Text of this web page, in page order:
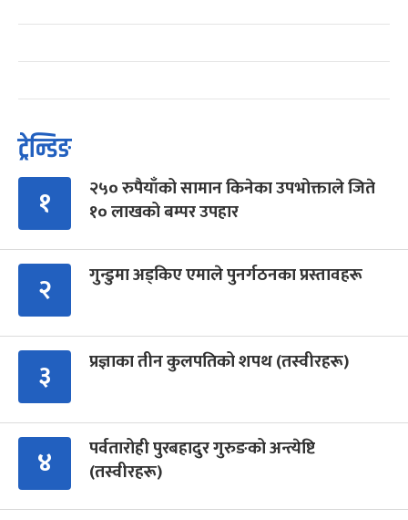
ट्रेन्डिङ
१
२५० रुपैयाँको सामान किनेका उपभोक्ताले जिते
१० लाखको बम्पर उपहार
२ गुन्डुमा अड्किए एमाले पुनर्गठनका प्रस्तावहरू
३ प्रज्ञाका तीन कुलपतिको शपथ (तस्वीरहरू)
४
पर्वतारोही पुरबहादुर गुरुङको अन्त्येष्टि
(तस्वीरहरू)